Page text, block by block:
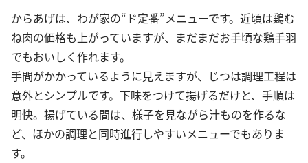
からあげは、わが家の“ド定番”メニューです。近頃は鶏む
ね肉の価格も上がっていますが、まだまだお手頃な鶏手羽
でもおいしく作れます。
手間がかかっているように見えますが、じつは調理工程は
意外とシンプルです。下味をつけて揚げるだけと、手順は
明快。揚げている間は、様子を見ながら汁ものを作るな
ど、ほかの調理と同時進行しやすいメニューでもありま
す。